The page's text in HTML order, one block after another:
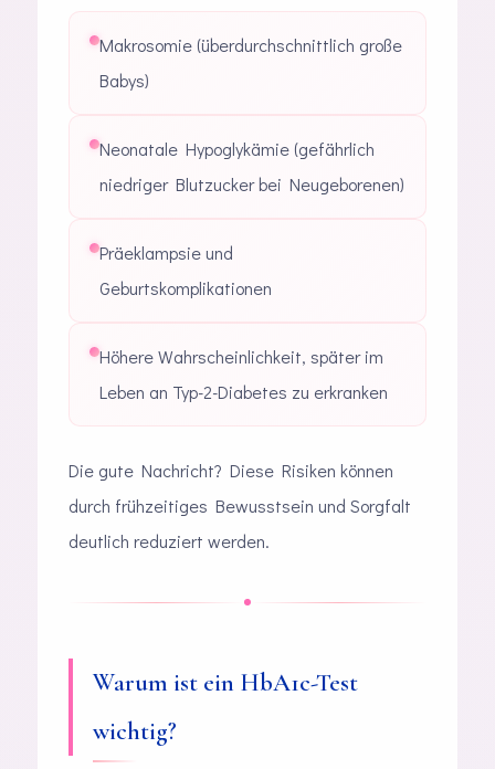
Makrosomie (überdurchschnittlich große
Babys)
Neonatale Hypoglykämie (gefährlich
niedriger Blutzucker bei Neugeborenen)
Präeklampsie und
Geburtskomplikationen
Höhere Wahrscheinlichkeit, später im
Leben an Typ-2-Diabetes zu erkranken
Die gute Nachricht? Diese Risiken können
durch frühzeitiges Bewusstsein und Sorgfalt
deutlich reduziert werden.
Warum ist ein HbA1c-Test
wichtig?